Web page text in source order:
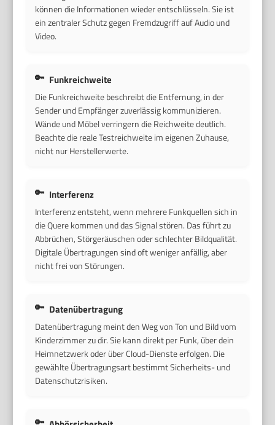
können die Informationen wieder entschlüsseln. Sie ist
ein zentraler Schutz gegen Fremdzugriff auf Audio und
Video.
Funkreichweite
Die Funkreichweite beschreibt die Entfernung, in der
Sender und Empfänger zuverlässig kommunizieren.
Wände und Möbel verringern die Reichweite deutlich.
Beachte die reale Testreichweite im eigenen Zuhause,
nicht nur Herstellerwerte.
Interferenz
Interferenz entsteht, wenn mehrere Funkquellen sich in
die Quere kommen und das Signal stören. Das führt zu
Abbrüchen, Störgeräuschen oder schlechter Bildqualität.
Digitale Übertragungen sind oft weniger anfällig, aber
nicht frei von Störungen.
Datenübertragung
Datenübertragung meint den Weg von Ton und Bild vom
Kinderzimmer zu dir. Sie kann direkt per Funk, über dein
Heimnetzwerk oder über Cloud-Dienste erfolgen. Die
gewählte Übertragungsart bestimmt Sicherheits- und
Datenschutzrisiken.